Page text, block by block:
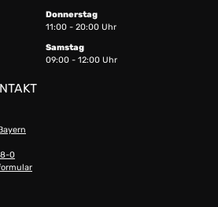
Donnerstag
11:00 - 20:00 Uhr
Samstag
09:00 - 12:00 Uhr
0